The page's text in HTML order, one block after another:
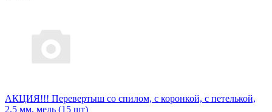
АКЦИЯ!!! Перевертыш со спилом, с коронкой, с петелькой,
2,5 мм, медь (15 шт)